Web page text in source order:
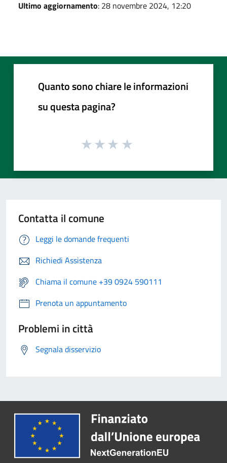
Ultimo aggiornamento: 28 novembre 2024, 12:20
Quanto sono chiare le informazioni
su questa pagina?
Contatta il comune
Leggi le domande frequenti
Richiedi Assistenza
Chiama il comune +39 0924 590111
Prenota un appuntamento
Problemi in città
Segnala disservizio